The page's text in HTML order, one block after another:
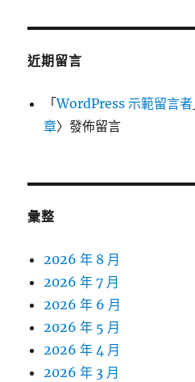
近期留言
「WordPress 示範留言者
章〉發佈留言
彙整
2026 年 8 月
2026 年 7 月
2026 年 6 月
2026 年 5 月
2026 年 4 月
2026 年 3 月